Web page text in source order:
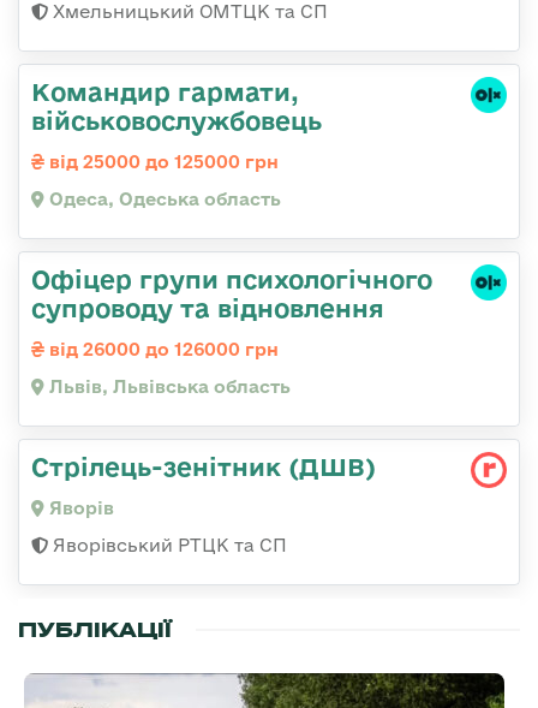
Хмельницький ОМТЦК та СП
Командир гаpмати,
військовослужбовець
від 25000 до 125000 грн
Одеса, Одеська область
Офіцер групи психологічного
супроводу та відновлення
від 26000 до 126000 грн
Львів, Львівська область
Стрілець-зенітник (ДШВ)
Яворів
Яворівський РТЦК та СП
ПУБЛІКАЦІЇ